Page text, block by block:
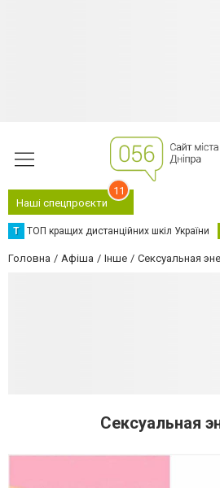
Наші спецпроєкти
11
Т ТОП кращих дистанційних шкіл України
Головна Афіша Інше Сексуальная
Сексуальная